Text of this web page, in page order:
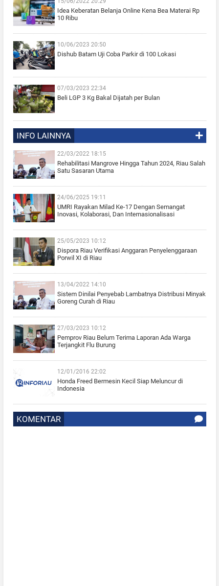
Idea Keberatan Belanja Online Kena Bea Materai Rp
10 Ribu
10/06/2023 20:50
Dishub Batam Uji Coba Parkir di 100 Lokasi
07/03/2023 22:34
Beli LGP 3 Kg Bakal Dijatah per Bulan
INFO LAINNYA
22/03/2022 18:15
Rehabilitasi Mangrove Hingga Tahun 2024, Riau Salah
Satu Sasaran Utama
24/06/2025 19:11
UMRI Rayakan Milad Ke-17 Dengan Semangat
Inovasi, Kolaborasi, Dan Internasionalisasi
25/05/2023 10:12
Dispora Riau Verifikasi Anggaran Penyelenggaraan
Porwil XI di Riau
13/04/2022 14:10
Sistem Dinilai Penyebab Lambatnya Distribusi Minyak
Goreng Curah di Riau
27/03/2023 10:12
Pemprov Riau Belum Terima Laporan Ada Warga
Terjangkit Flu Burung
12/01/2016 22:02
Honda Freed Bermesin Kecil Siap Meluncur di
Indonesia
KOMENTAR